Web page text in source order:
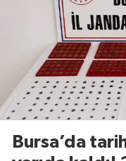
Bursa’da